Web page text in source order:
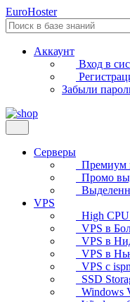
EuroHoster
Аккаунт
Вход в
Забыли
Серверы
Премиум
Промо
VPS
High
VPS в
VPS в
VPS в
VPS с
SSD
Windows